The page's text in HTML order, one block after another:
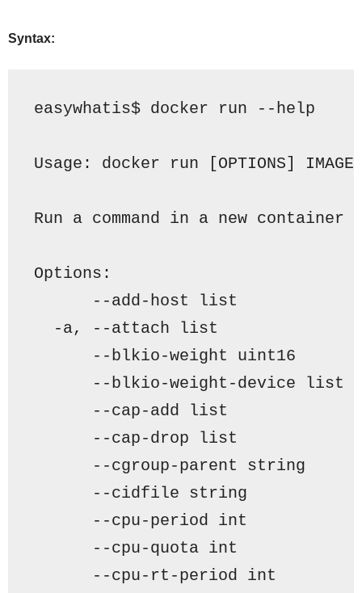
Syntax:
easywhatis$ docker run --help
Usage: docker run [OPTIONS] IMAGE
Run a command in a new container
Options:
--add-host list
-a, --attach list
--blkio-weight uint16
--blkio-weight-device list
--cap-add list
--cap-drop list
--cgroup-parent string
--cidfile string
--cpu-period int
--cpu-quota int
--cpu-rt-period int